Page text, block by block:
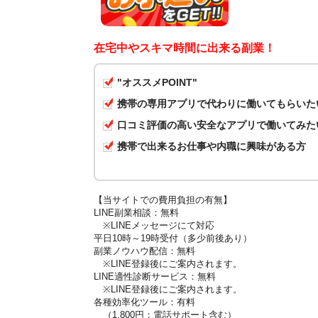
在宅中やスキマ時間に出来る副業！
"オススメPOINT"
携帯の専用アプリで代わりに働いてもらいた
口コミ評価の高い安全なアプリで働いてみた
携帯で出来るお仕事や内職に興味がある方
【当サイトでの費用負担の有無】
LINE副業相談：無料
※LINEメッセージにて対応
平日10時～19時受付（多少前後あり）
副業ノウハウ配信：無料
※LINE登録後にご案内されます。
LINE適性診断サービス：無料
※LINE登録後にご案内されます。
各種効率化ツール：有料
（1,800円：電話サポート含む）